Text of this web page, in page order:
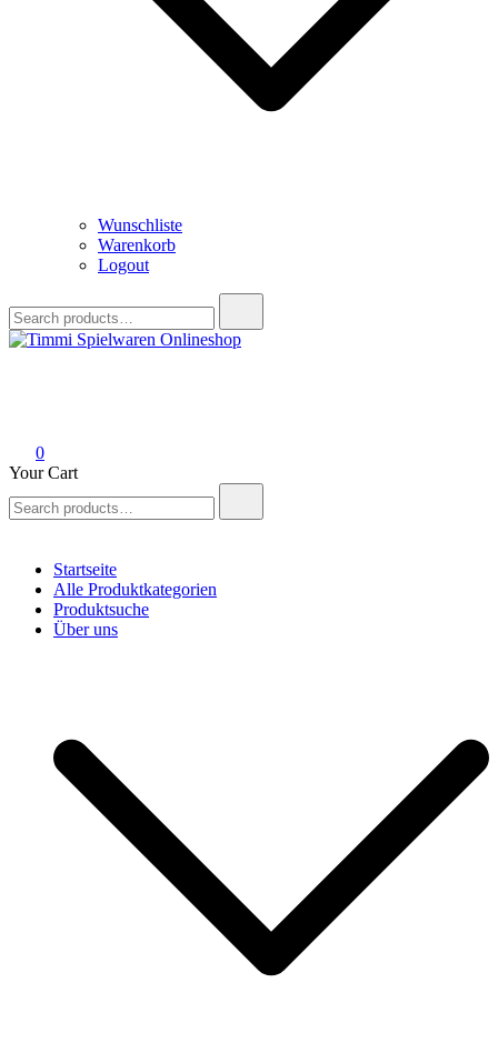
Wunschliste
Warenkorb
Logout
for:
0
Your Cart
for:
Startseite
Alle Produktkategorien
Produktsuche
Über uns